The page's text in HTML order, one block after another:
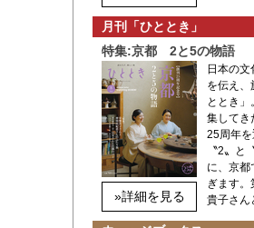
月刊「ひととき」
特集:京都 2と5の物語
»詳細を見る
日本の
を伝え、
ととき
集してき
25周年を
〝2〟と
に、京都
ぎます
貴子さ